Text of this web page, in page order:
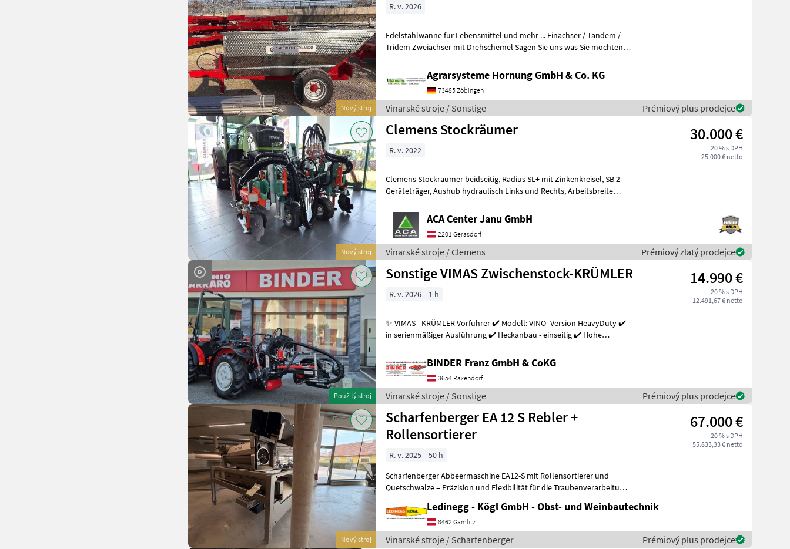
Nový stroj
R. v. 2026
Edelstahlwanne für Lebensmittel und mehr ... Einachser / Tandem /
Tridem Zweiachser mit Drehschemel Sagen Sie uns was Sie möchten
Agrarsysteme Hornung GmbH & Co. KG
73485 Zöbingen
Vinarské stroje / Sonstige Prémiový plus prodejce
Nový stroj
Clemens Stockräumer 30.000 €
20 % s DPH
25.000 € netto
R. v. 2022
Clemens Stockräumer beidseitig, Radius SL+ mit Zinkenkreisel, SB 2
Geräteträger, Aushub hydraulisch Links und Rechts, Arbeitsbreite
ACA Center Janu GmbH
2201 Gerasdorf
Vinarské stroje / Clemens Prémiový zlatý prodejce
Použitý stroj
Sonstige VIMAS Zwischenstock-KRÜMLER 14.990 €
20 % s DPH
12.491,67 € netto
R. v. 2026 1 h
✨ VIMAS - KRÜMLER Vorführer ✔️ Modell: VINO -Version HeavyDuty ✔️
in serienmäßiger Ausführung ✔️ Heckanbau - einseitig ✔️ Hohe
BINDER Franz GmbH & CoKG
3654 Raxendorf
Vinarské stroje / Sonstige Prémiový plus prodejce
Nový stroj
Scharfenberger EA 12 S Rebler +
Rollensortierer
67.000 €
20 % s DPH
55.833,33 € netto
R. v. 2025
50 h
Scharfenberger Abbeermaschine EA12-S mit Rollensortierer und
Quetschwalze – Präzision und Flexibilität für die Traubenverarbeitung
Ledinegg - Kögl GmbH - Obst- und Weinbautechnik
8462 Gamlitz
Vinarské stroje / Scharfenberger Prémiový plus prodejce